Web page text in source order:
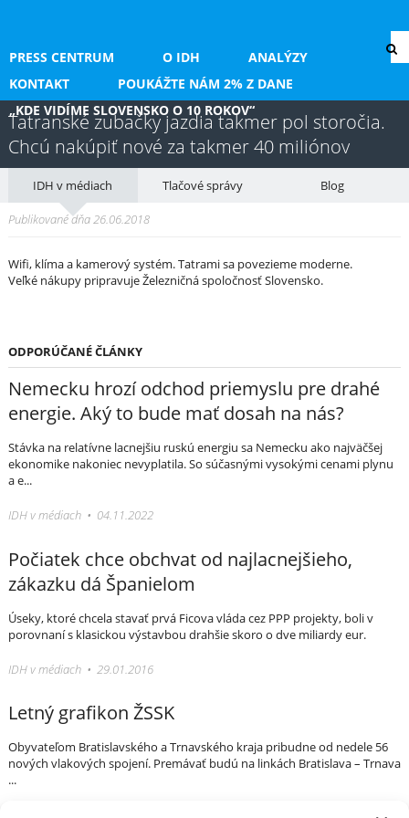
PRESS CENTRUM O IDH
ANALÝZY
KONTAKT
POUKÁŽTE NÁM 2% Z DANE
„KDE VIDÍME SLOVENSKO O 10 ROKOV“
Tatranské zubačky jazdia takmer pol storočia.
Chcú nakúpiť nové za takmer 40 miliónov
IDH v médiach Tlačové správy Blog
Publikované dňa 26.06.2018
Wifi, klíma a kamerový systém. Tatrami sa povezieme moderne.
Veľké nákupy pripravuje Železničná spoločnosť Slovensko.
ODPORÚČANÉ ČLÁNKY
Nemecku hrozí odchod priemyslu pre drahé
energie. Aký to bude mať dosah na nás?
Stávka na relatívne lacnejšiu ruskú energiu sa Nemecku ako najväčšej
ekonomike nakoniec nevyplatila. So súčasnými vysokými cenami plynu
a e...
IDH v médiach • 04.11.2022
Počiatek chce obchvat od najlacnejšieho,
zákazku dá Španielom
Úseky, ktoré chcela stavať prvá Ficova vláda cez PPP projekty, boli v
porovnaní s klasickou výstavbou drahšie skoro o dve miliardy eur.
IDH v médiach • 29.01.2016
Letný grafikon ŽSSK
Obyvateľom Bratislavského a Trnavského kraja pribudne od nedele 56
nových vlakových spojení. Premávať budú na linkách Bratislava – Trnava
...